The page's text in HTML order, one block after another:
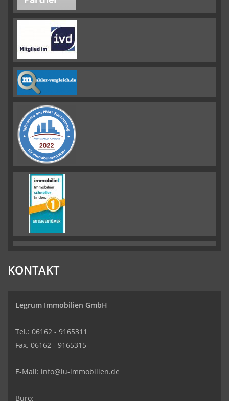
KONTAKT
Legrum Immobilien GmbH
Tel.: 06162 - 9165311
Fax. 06162 - 9165315
E-Mail: info@lu-immobilien.de
Büro: